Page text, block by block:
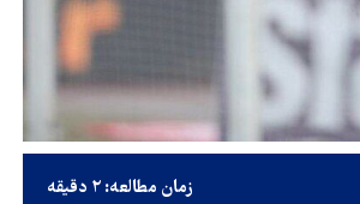
زمان مطالعه: ۲ دقیقه